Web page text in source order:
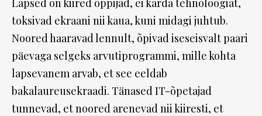
Lapsed on kiired õppijad, ei karda tehnoloogiat,
toksivad ekraani nii kaua, kuni midagi juhtub.
Noored haaravad lennult, õpivad iseseisvalt paari
päevaga selgeks arvutiprogrammi, mille kohta
lapsevanem arvab, et see eeldab
bakalaureusekraadi. Tänased IT-õpetajad
tunnevad, et noored arenevad nii kiiresti, et